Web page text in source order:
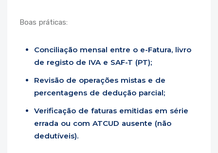
Boas práticas:
Conciliação mensal entre o e-Fatura, livro
de registo de IVA e SAF-T (PT);
Revisão de operações mistas e de
percentagens de dedução parcial;
Verificação de faturas emitidas em série
errada ou com ATCUD ausente (não
dedutíveis).